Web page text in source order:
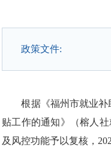
政策文件:
根据《福州市就业补助
贴工作的通知》（榕人
及风控功能予以复核，